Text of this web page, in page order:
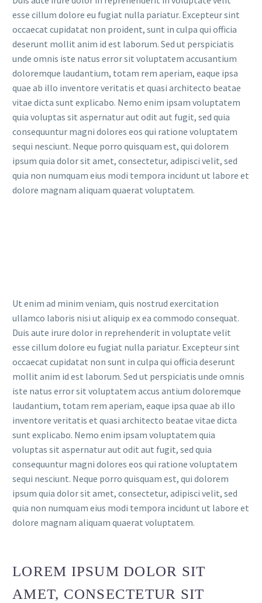
esse cillum dolore eu fugiat nulla pariatur. Excepteur sint
occaecat cupidatat non proident, sunt in culpa qui officia
deserunt mollit anim id est laborum. Sed ut perspiciatis
unde omnis iste natus error sit voluptatem accusantium
doloremque laudantium, totam rem aperiam, eaque ipsa
quae ab illo inventore veritatis et quasi architecto beatae
vitae dicta sunt explicabo. Nemo enim ipsam voluptatem
quia voluptas sit aspernatur aut odit aut fugit, sed quia
consequuntur magni dolores eos qui ratione voluptatem
sequi nesciunt. Neque porro quisquam est, qui dolorem
ipsum quia dolor sit amet, consectetur, adipisci velit, sed
quia non numquam eius modi tempora incidunt ut labore et
dolore magnam aliquam quaerat voluptatem.
Ut enim ad minim veniam, quis nostrud exercitation
ullamco laboris nisi ut aliquip ex ea commodo consequat.
Duis aute irure dolor in reprehenderit in voluptate velit
esse cillum dolore eu fugiat nulla pariatur. Excepteur sint
occaecat cupidatat non sunt in culpa qui officia deserunt
mollit anim id est laborum. Sed ut perspiciatis unde omnis
iste natus error sit voluptatem accus antium doloremque
laudantium, totam rem aperiam, eaque ipsa quae ab illo
inventore veritatis et quasi architecto beatae vitae dicta
sunt explicabo. Nemo enim ipsam voluptatem quia
voluptas sit aspernatur aut odit aut fugit, sed quia
consequuntur magni dolores eos qui ratione voluptatem
sequi nesciunt. Neque porro quisquam est, qui dolorem
ipsum quia dolor sit amet, consectetur, adipisci velit, sed
quia non numquam eius modi tempora incidunt ut labore et
dolore magnam aliquam quaerat voluptatem.
LOREM IPSUM DOLOR SIT
AMET, CONSECTETUR SIT